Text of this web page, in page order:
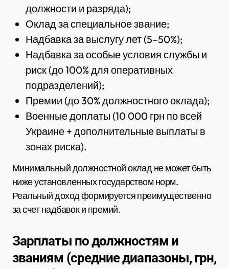
должности и разряда);
Оклад за специальное звание;
Надбавка за выслугу лет (5–50%);
Надбавка за особые условия службы и
риск (до 100% для оперативных
подразделений);
Премии (до 30% должностного оклада);
Военные доплаты (10 000 грн по всей
Украине + дополнительные выплаты в
зонах риска).
Минимальный должностной оклад не может быть
ниже установленных государством норм.
Реальный доход формируется преимущественно
за счет надбавок и премий.
Зарплаты по должностям и
званиям (средние диапазоны, грн,